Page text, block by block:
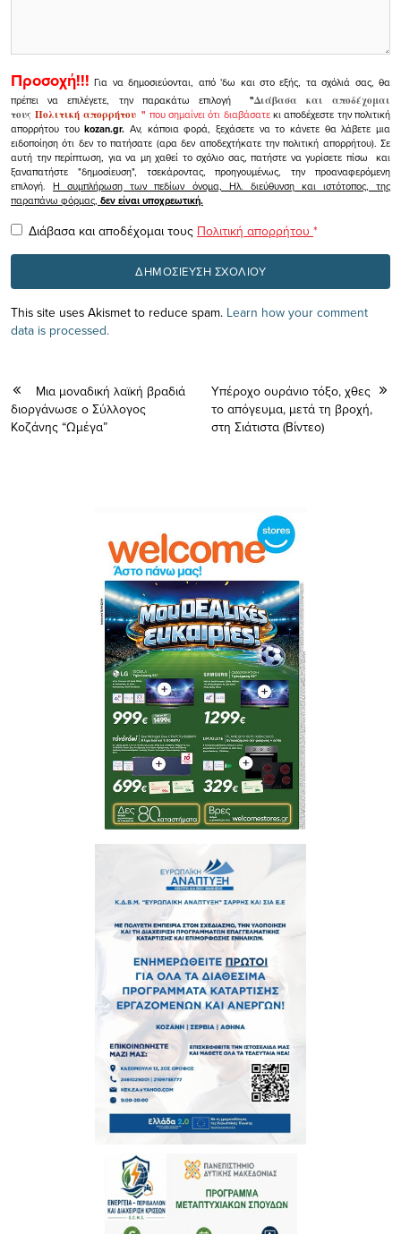
Προσοχή!!! Για να δημοσιεύονται, από 'δω και στο εξής, τα σχόλιά σας, θα
πρέπει να επιλέγετε, την παρακάτω επιλογή
"Διάβασα και αποδέχομαι
τουςΠολιτική απορρήτου" που σημαίνει ότι διαβάσατεκι αποδέχεστε την πολιτική
απορρήτου τουkozan.gr. Αν, κάποια φορά, ξεχάσετε να το κάνετε θα λάβετε μια
ειδοποίηση ότι δεν το πατήσατε (αρα δεν αποδεχτήκατε την πολιτική απορρήτου). Σε
αυτή την περίπτωση, για να μη χαθεί το σχόλιο σας, πατήστε να γυρίσετε πίσω και
ξαναπατήστε "δημοσίευση", τσεκάροντας, προηγουμένως, την προαναφερόμενη
επιλογή.Η συμπλήρωση των πεδίων όνομα, Ηλ. διεύθυνση και ιστότοπος, της
παραπάνω φόρμας, δεν είναι υποχρεωτική.
Διάβασα και αποδέχομαι τους Πολιτική απορρήτου *
This site uses Akismet to reduce spam. Learn how your comment
data is processed.
Μια μοναδική λαϊκή βραδιά
διοργάνωσε ο Σύλλογος
Κοζάνης “Ωμέγα”
Yπέροχο ουράνιο τόξο, χθες
το απόγευμα, μετά τη βροχή,
στη Σιάτιστα (Βίντεο)